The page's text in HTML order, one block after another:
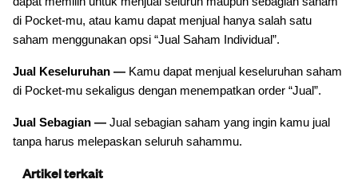
di Pocket-mu, atau kamu dapat menjual hanya salah satu
saham menggunakan opsi “Jual Saham Individual”.
Jual Keseluruhan — Kamu dapat menjual keseluruhan saham
di Pocket-mu sekaligus dengan menempatkan order “Jual”.
Jual Sebagian — Jual sebagian saham yang ingin kamu jual
tanpa harus melepaskan seluruh sahammu.
Artikel terkait